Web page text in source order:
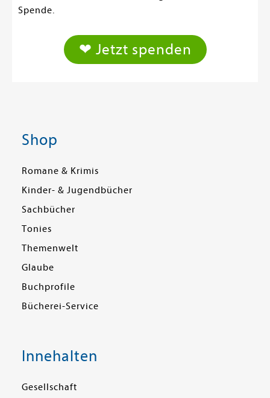
Spende.
❤ Jetzt spenden
Shop
Romane & Krimis
Kinder- & Jugendbücher
Sachbücher
Tonies
Themenwelt
Glaube
Buchprofile
Bücherei-Service
Innehalten
Gesellschaft